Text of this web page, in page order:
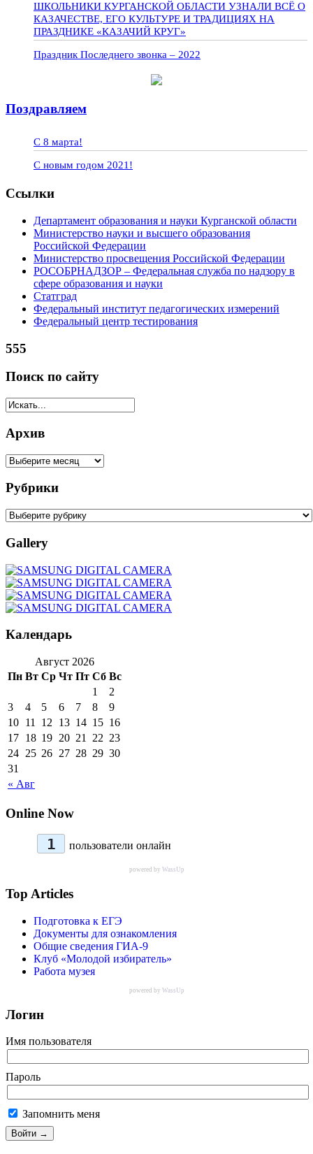
ШКОЛЬНИКИ КУРГАНСКОЙ ОБЛАСТИ УЗНАЛИ ВСЁ О
КАЗАЧЕСТВЕ, ЕГО КУЛЬТУРЕ И ТРАДИЦИЯХ НА
ПРАЗДНИКЕ «КАЗАЧИЙ КРУГ»
Праздник Последнего звонка – 2022
Поздравляем
С 8 марта!
С новым годом 2021!
Ссылки
Департамент образования и науки Курганской области
Министерство науки и высшего образования
Российской Федерации
Министерство просвещения Российской Федерации
РОСОБРНАДЗОР – Федеральная служба по надзору в
сфере образования и науки
Статград
Федеральный институт педагогических измерений
Федеральный центр тестирования
555
Поиск по сайту
Архив
Рубрики
Gallery
Календарь
Август 2026
Пн Вт Ср Чт Пт Сб Вс
« Авг
1
2
3
4 5 6 7 8
9
10 11 12 13 14 15 16
17 18 19 20 21 22 23
24 25 26 27 28 29 30
31
Online Now
1 пользователи онлайн
powered by WassUp
Top Articles
Подготовка к ЕГЭ
Документы для ознакомления
Общие сведения ГИА-9
Клуб «Молодой избиратель»
Работа музея
powered by WassUp
Логин
Имя пользователя
Пароль
Запомнить меня